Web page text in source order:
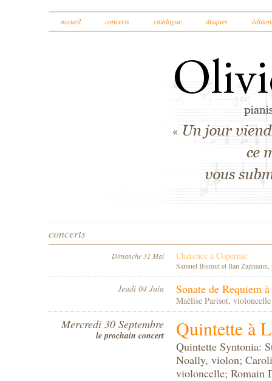
accueil concerts catalogue disques
concerts
Dimanche 31 Mai Chérence à Copernic
Samuel Bismut et Ilan Zajtmann,
Jeudi 04 Juin Sonate de Requiem
Maëlise Parisot,
Mercredi 30 Septembre
le prochain concert Quintette à
Quintette Syntonia:
Noally, violon;
violoncelle; Romain